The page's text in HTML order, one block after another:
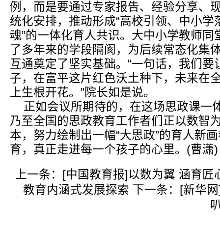
例，而是要通过专家报告、经验分享、
统化安排，推动形成“高校引领、中小
魂”的一体化育人共识。大中小学教师
了多年来的学段隔阂，为后续常态化集
互通奠定了坚实基础。“一句话，我们
子，在富平这片红色沃土种下，未来在
上生根开花。”院长如是说。
正如会议所期待的，在这场思政课一
乃至全国的思政教育工作者们正以数智
本，努力绘制出一幅“大思政”的育人新
育，真正走进每一个孩子的心里。(曹潇)
上一条： [中国教育报]以数为翼 涵育
教育内涵式发展探索 下一条： [新华